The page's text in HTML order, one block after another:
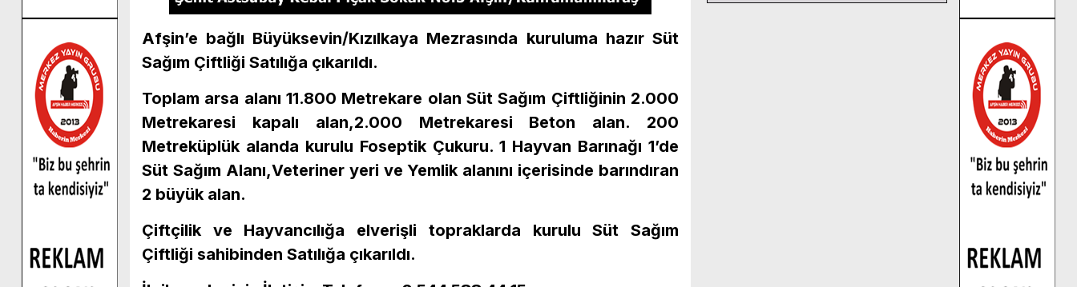
Afşin’e bağlı Büyüksevin/Kızılkaya Mezrasında kuruluma hazır Süt
Sağım Çiftliği Satılığa çıkarıldı.
Toplam arsa alanı 11.800 Metrekare olan Süt Sağım Çiftliğinin 2.000
Metrekaresi kapalı alan,2.000 Metrekaresi Beton alan. 200
Metreküplük alanda kurulu Foseptik Çukuru. 1 Hayvan Barınağı 1’de
Süt Sağım Alanı,Veteriner yeri ve Yemlik alanını içerisinde barındıran
2 büyük alan.
Çiftçilik ve Hayvancılığa elverişli topraklarda kurulu Süt Sağım
Çiftliği sahibinden Satılığa çıkarıldı.